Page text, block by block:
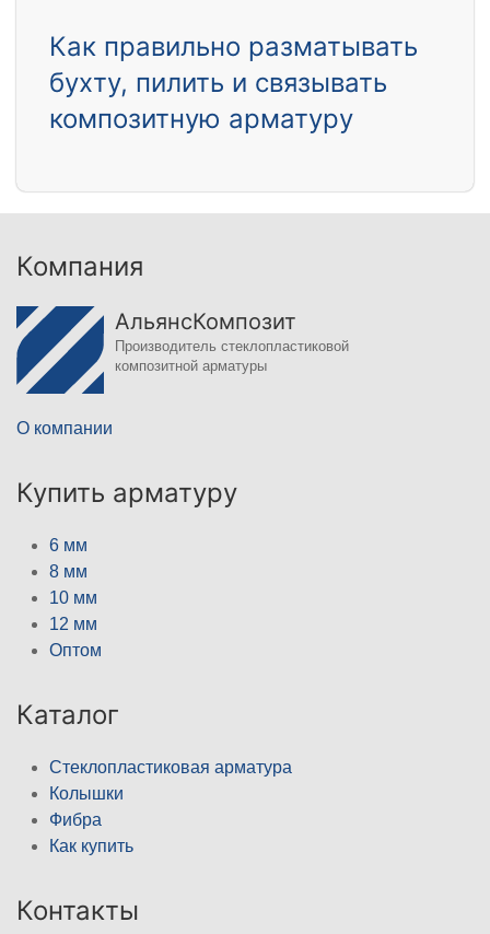
Как правильно разматывать
бухту, пилить и связывать
композитную арматуру
Компания
АльянсКомпозит
Производитель стеклопластиковой
композитной арматуры
О компании
Купить арматуру
6 мм
8 мм
10 мм
12 мм
Оптом
Каталог
Стеклопластиковая арматура
Колышки
Фибра
Как купить
Контакты